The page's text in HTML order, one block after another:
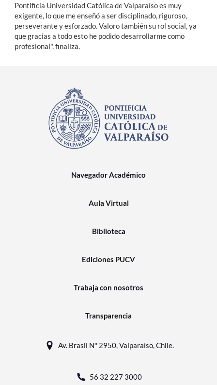
Pontificia Universidad Católica de Valparaíso es muy
exigente, lo que me enseñó a ser disciplinado, riguroso,
perseverante y esforzado. Valoro también su rol social, ya
que gracias a todo esto he podido desarrollarme como
profesional", finaliza.
Navegador Académico
Aula Virtual
Biblioteca
Ediciones PUCV
Trabaja con nosotros
Transparencia
Av. Brasil N° 2950, Valparaíso, Chile.
56 32 227 3000